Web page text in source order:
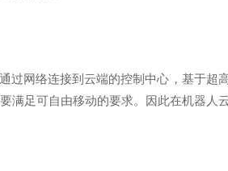
网络连接到云端的控制中心，基于超
足可自由移动的要求。因此在机器人